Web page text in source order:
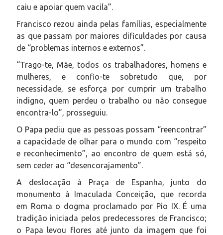
caiu e apoiar quem vacila”.
Francisco rezou ainda pelas famílias, especialmente
as que passam por maiores dificuldades por causa
de “problemas internos e externos”.
“Trago-te, Mãe, todos os trabalhadores, homens e
mulheres, e confio-te sobretudo que, por
necessidade, se esforça por cumprir um trabalho
indigno, quem perdeu o trabalho ou não consegue
encontra-lo”, prosseguiu.
O Papa pediu que as pessoas possam “reencontrar”
a capacidade de olhar para o mundo com “respeito
e reconhecimento”, ao encontro de quem está só,
sem ceder ao “desencorajamento”.
A deslocação à Praça de Espanha, junto do
monumento à Imaculada Conceição, que recorda
em Roma o dogma proclamado por Pio IX. É uma
tradição iniciada pelos predecessores de Francisco;
o Papa levou flores até junto da imagem que foi